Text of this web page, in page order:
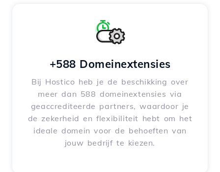
+588 Domeinextensies
Bij Hostico heb je de beschikking over
meer dan 588 domeinextensies via
geaccrediteerde partners, waardoor je
de zekerheid en flexibiliteit hebt om het
ideale domein voor de behoeften van
jouw bedrijf te kiezen.